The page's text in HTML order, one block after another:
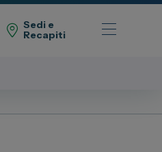
Sedi e
Recapiti